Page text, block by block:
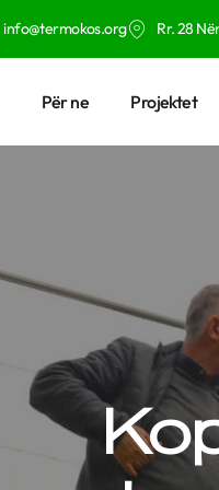
info@termokos.org Rr. 28
Për ne Projektet